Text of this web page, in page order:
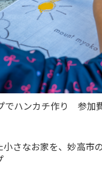
でハンカチ作り 参加
さなお家を、妙高市